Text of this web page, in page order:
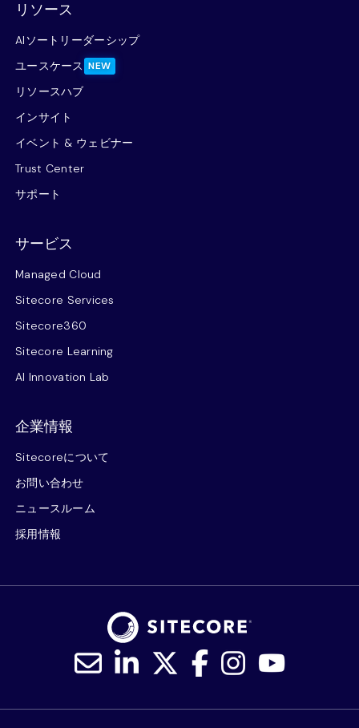
リソース
AIソートリーダーシップ
ユースケース NEW
リソースハブ
インサイト
イベント & ウェビナー
Trust Center
サポート
サービス
Managed Cloud
Sitecore Services
Sitecore360
Sitecore Learning
AI Innovation Lab
企業情報
Sitecoreについて
お問い合わせ
ニュースルーム
採用情報